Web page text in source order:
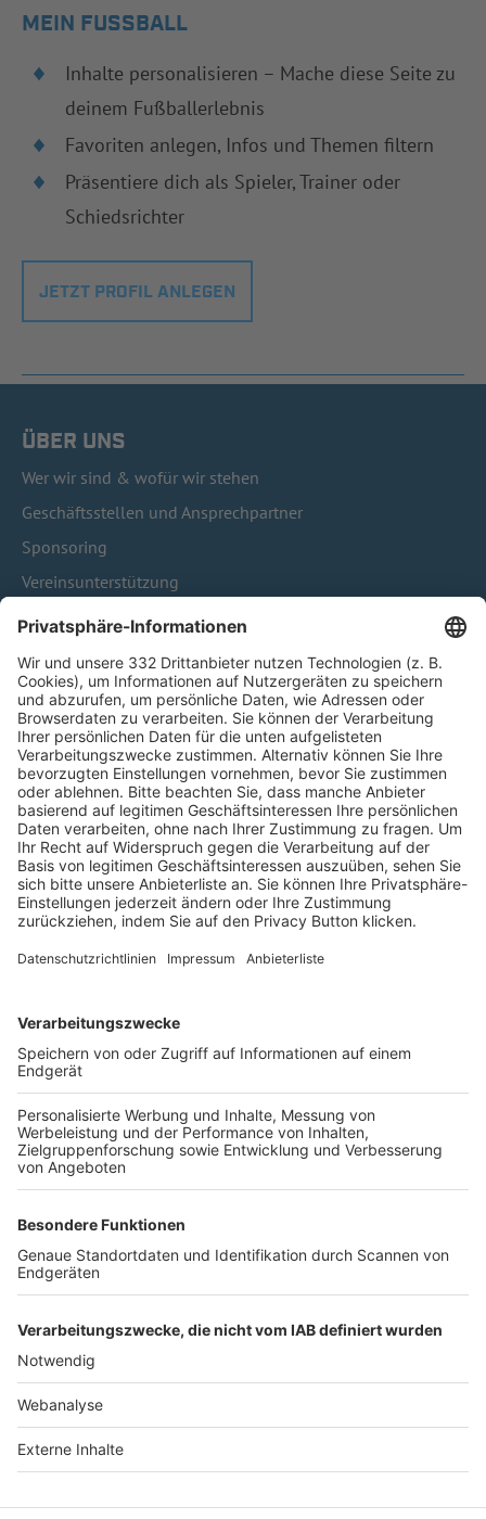
MEIN FUSSBALL
Inhalte personalisieren – Mache diese Seite zu
deinem Fußballerlebnis
Favoriten anlegen, Infos und Themen filtern
Präsentiere dich als Spieler, Trainer oder
Schiedsrichter
JETZT PROFIL ANLEGEN
ÜBER UNS
Wer wir sind & wofür wir stehen
Geschäftsstellen und Ansprechpartner
Sponsoring
Vereinsunterstützung
Infothek
Kontakt
HÄUFIG BESUCHTE SEITEN
Pässe und Vereinswechsel
Trainerausbildung
Schulungsangebot Vereinsmitarbeiter
BFV-Geschäftsstellen
Trainerbörse
Login SpielPlus
TOP-VEREINE
TOP-PARTNER
Nutzungsbedingungen Datenschutz Impressum